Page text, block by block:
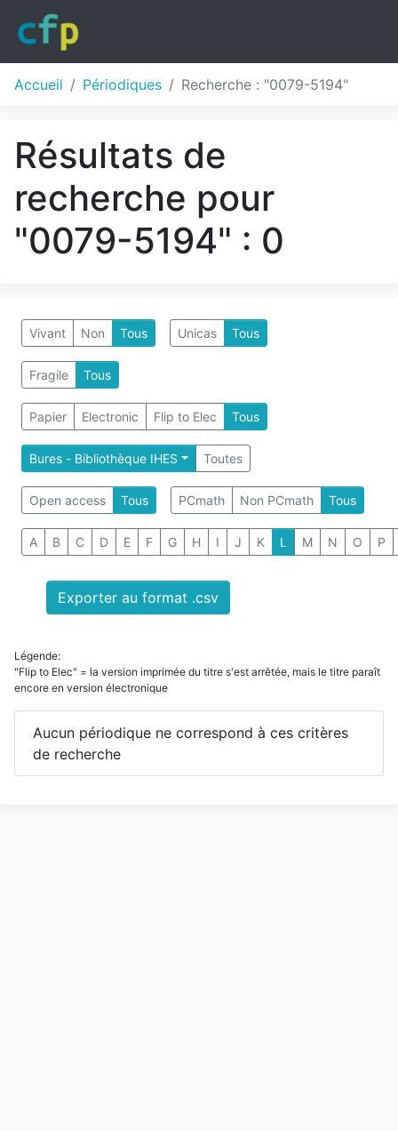
Accueil Périodiques Recherche : "0079-5194"
Résultats de
recherche pour
"0079-5194" : 0
Vivant Non Tous Unicas Tous
Fragile Tous
Papier Electronic Flip to Elec Tous
Bures - Bibliothèque IHES Toutes
Open access Tous PCmath Non PCmath Tous
A B C D E F G H I J K L M N O P
Exporter au format .csv
Légende:
"Flip to Elec" = la version imprimée du titre s'est arrêtée, mais le titre paraît
encore en version électronique
Aucun périodique ne correspond à ces critères
de recherche